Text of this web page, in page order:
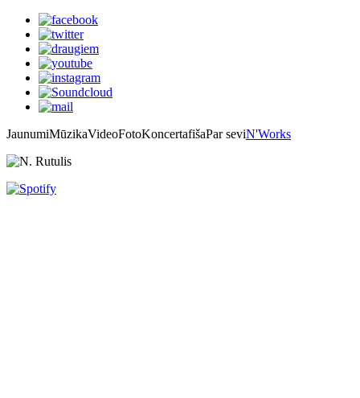
JaunumiMūzikaVideoFotoKoncertafišaPar seviN'Works